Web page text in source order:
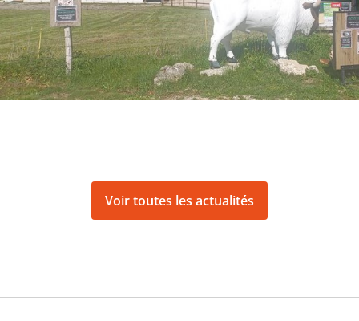
Voir toutes les actualités